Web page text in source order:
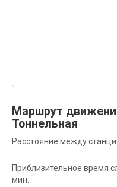
Маршрут
Тоннельная
Расстояние между
Приблизительное время
мин.